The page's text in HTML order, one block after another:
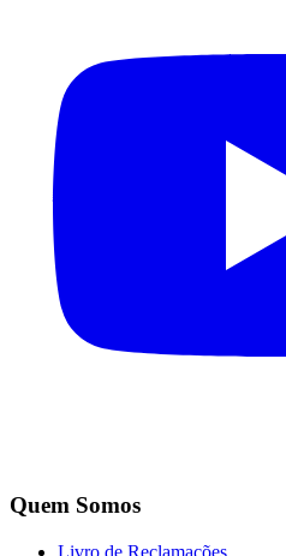
Quem Somos
Livro de Reclamações